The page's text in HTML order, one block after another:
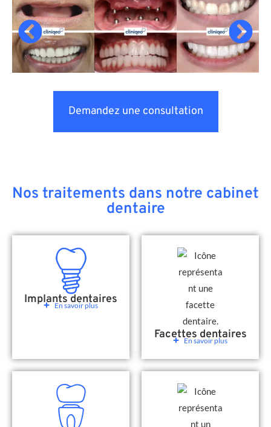
Demandez une consultation
Nos traitements dans notre cabinet
dentaire
Implants dentaires
En savoir plus
Facettes dentaires
En savoir plus